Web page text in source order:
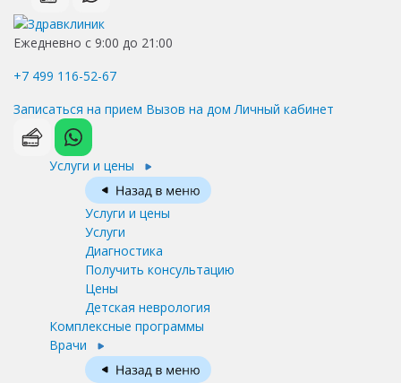
Ежедневно с 9:00 до 21:00
+7 499 116-52-67
Записаться на прием Вызов на дом Личный кабинет
Услуги и цены
Услуги и цены
Услуги
Диагностика
Получить консультацию
Цены
Детская неврология
Комплексные программы
Врачи